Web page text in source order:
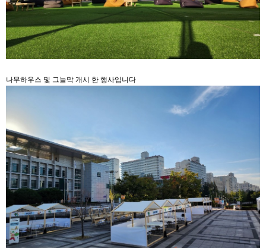
나무하우스 및 그늘막 개시 한 행사입니다